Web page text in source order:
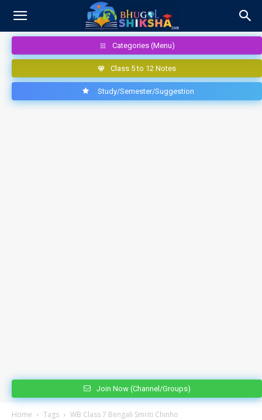
Categories (Menu)
Class 5 to 12 Notes
Study/Semester/Suggestion
Join Now (Channel/Groups)
Home Tags WB Class 7 Bengali Smriti Chinho